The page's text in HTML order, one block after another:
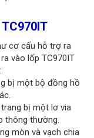
cơ cấu hỗ trợ ra
vào lốp TC970IT
bị một bộ đồng hồ
bị một lơ via
thông thường.
mòn và vạch chia